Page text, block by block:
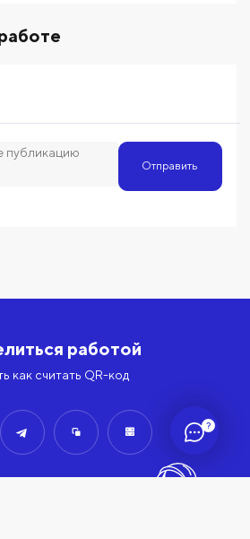
?
Отправить
работой
как считать QR-код